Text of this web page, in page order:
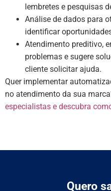
lembretes e pesquisas
Análise de dados para
identificar
Atendimento preditivo,
problemas e sugere
cliente solicitar ajuda.
Quer implementar
no atendimento da sua
especialistas e descubra
Quero